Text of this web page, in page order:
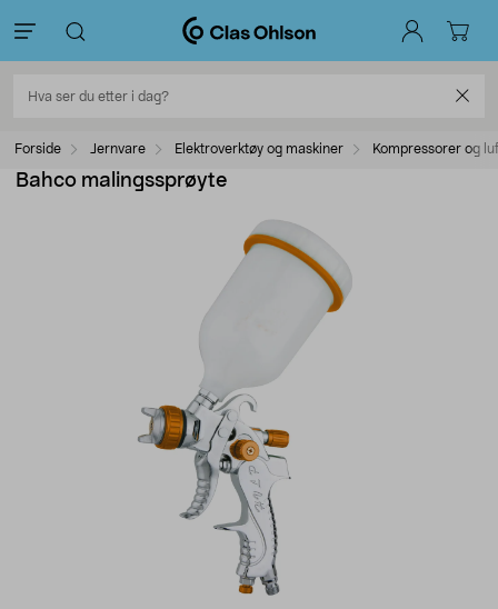
Forside Jernvare Elektroverktøy og maskiner Kompressorer og
Bahco malingssprøyte